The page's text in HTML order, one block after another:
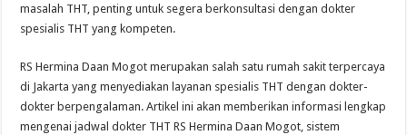
masalah THT, penting untuk segera berkonsultasi dengan dokter
spesialis THT yang kompeten.
RS Hermina Daan Mogot merupakan salah satu rumah sakit terpercaya
di Jakarta yang menyediakan layanan spesialis THT dengan dokter-
dokter berpengalaman. Artikel ini akan memberikan informasi lengkap
mengenai jadwal dokter THT RS Hermina Daan Mogot, sistem